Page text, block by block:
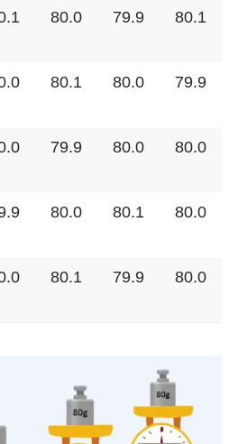
80.0 79.9 80.1
80.1 80.0 79.9
79.9 80.0 80.0
80.0 80.1 80.0
80.1 79.9 80.0